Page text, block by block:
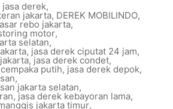
derek,
jakarta, DEREK MOBILINDO,
rebo jakarta,
motor,
selatan,
, jasa derek ciputat 24 jam,
,jasa derek condet,
putih, jasa derek depok,
,
jakarta selatan,
,jasa derek kebayoran lama,
jakarta timur,